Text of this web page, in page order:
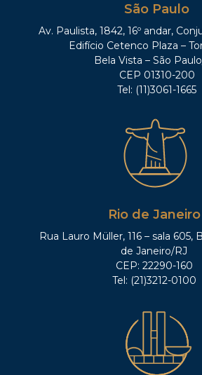
São Paulo
Av. Paulista, 1842, 16º andar,
Edifício Cetenco Plaza –
Bela Vista – São
CEP 01310-200
Tel: (11)3061-1665
Rio de Janeiro
Rua Lauro Müller, 116 – sala 605,
de Janeiro/RJ
CEP: 22290-160
Tel: (21)3212-0100